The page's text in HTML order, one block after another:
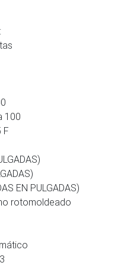
100
F
EN PULGADAS)
rotomoldeado